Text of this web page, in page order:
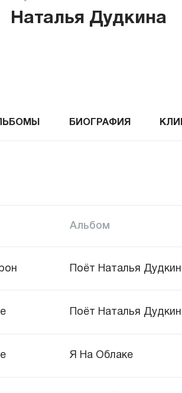
Наталья Дудкина
БИОГРАФИЯ
Альбом
Поёт Наталья
Поёт Наталья
Я На Облаке